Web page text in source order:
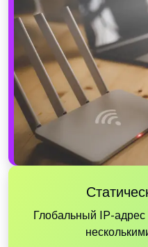
Глобальный IP-адрес